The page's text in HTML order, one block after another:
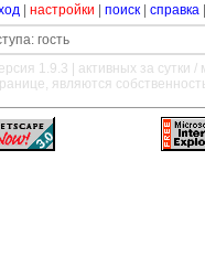
настройки поиск справка
гость
1.9.3 | активных за сутки /
являются
———————————